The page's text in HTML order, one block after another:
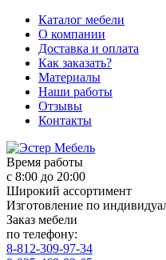
Каталог мебели
О компании
Доставка и оплата
Как заказать?
Материалы
Наши работы
Отзывы
Контакты
Время работы
с 8:00 до 20:00
Широкий ассортимент
Изготовление по
Заказ мебели
по телефону:
8-812-309-97-34